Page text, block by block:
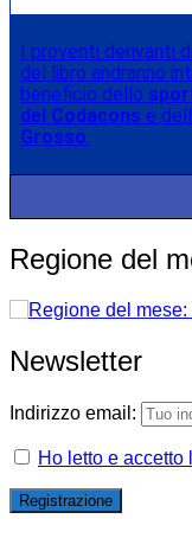
I proventi derivanti
del libro andranno
beneficio dello
del Codacons e
Grosso.
Regione del
Newsletter
Indirizzo email:
Ho letto e